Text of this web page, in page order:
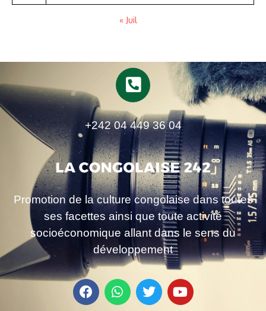
« Juil
+242 04 449 36 04
Promotion de la culture congolaise dans toutes
ses facettes ainsi que toute activité
socioéconomique allant dans le sens du
développement